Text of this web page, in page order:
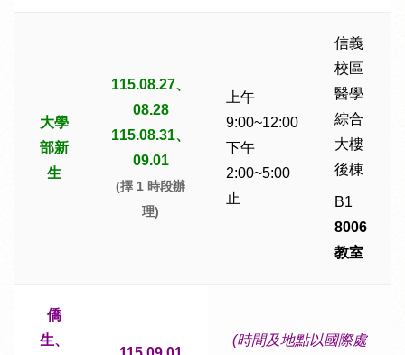
大學
部新
生
115.08.27、
08.28
115.08.31、
09.01
(擇 1 時段辦
理)
上午
9:00~12:00
下午
2:00~5:00
止
信義
校區
醫學
綜合
大樓
後棟
B1
8006
教室
僑
生、
(時間及地點以國際處